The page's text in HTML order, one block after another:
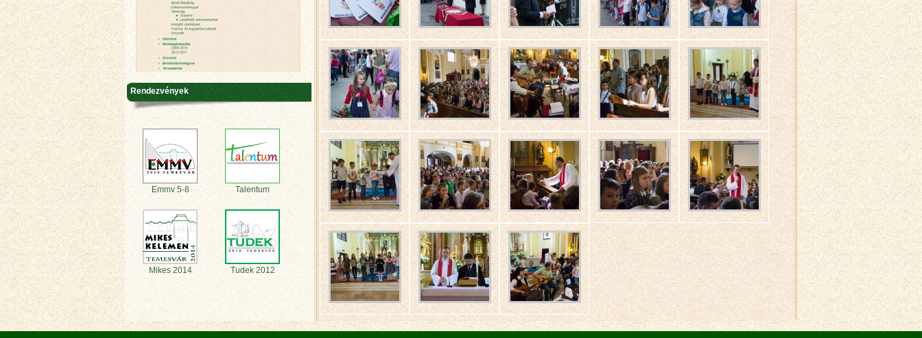
Rendezvények
Emmv 5-8 Talentum
Mikes 2014 Tudek 2012